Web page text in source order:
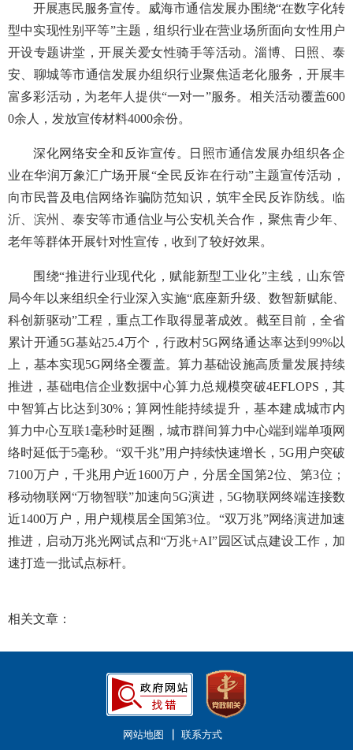
开展惠民服务宣传。威海市通信发展办围绕“在数字化转
型中实现性别平等”主题，组织行业在营业场所面向女性用户
开设专题讲堂，开展关爱女性骑手等活动。淄博、日照、泰
安、聊城等市通信发展办组织行业聚焦适老化服务，开展丰
富多彩活动，为老年人提供“一对一”服务。相关活动覆盖600
0余人，发放宣传材料4000余份。
深化网络安全和反诈宣传。日照市通信发展办组织各企
业在华润万象汇广场开展“全民反诈在行动”主题宣传活动，
向市民普及电信网络诈骗防范知识，筑牢全民反诈防线。临
沂、滨州、泰安等市通信业与公安机关合作，聚焦青少年、
老年等群体开展针对性宣传，收到了较好效果。
围绕“推进行业现代化，赋能新型工业化”主线，山东管
局今年以来组织全行业深入实施“底座新升级、数智新赋能、
科创新驱动”工程，重点工作取得显著成效。截至目前，全省
累计开通5G基站25.4万个，行政村5G网络通达率达到99%以
上，基本实现5G网络全覆盖。算力基础设施高质量发展持续
推进，基础电信企业数据中心算力总规模突破4EFLOPS，其
中智算占比达到30%；算网性能持续提升，基本建成城市内
算力中心互联1毫秒时延圈，城市群间算力中心端到端单项网
络时延低于5毫秒。“双千兆”用户持续快速增长，5G用户突破
7100万户，千兆用户近1600万户，分居全国第2位、第3位；
移动物联网“万物智联”加速向5G演进，5G物联网终端连接数
近1400万户，用户规模居全国第3位。“双万兆”网络演进加速
推进，启动万兆光网试点和“万兆+AI”园区试点建设工作，加
速打造一批试点标杆。
相关文章：
网站地图 联系方式